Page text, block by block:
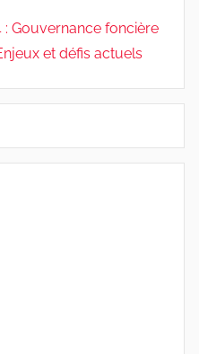
: Gouvernance foncière
et défis actuels